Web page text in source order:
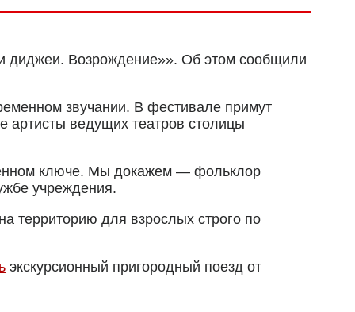
диджеи. Возрождение»». Об этом сообщили
звучании. В фестивале примут
артисты ведущих театров столицы
ключе. Мы докажем — фольклор
учреждения.
территорию для взрослых строго по
экскурсионный пригородный поезд от